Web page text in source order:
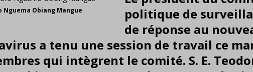
Nguema Obiang Mangue
politique de
de réponse au
a tenu une session de travail ce
qui intègrent le comité. S. E.